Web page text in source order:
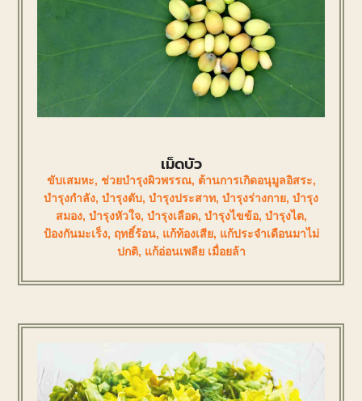
เม็ดบัว
ขับเสมหะ, ช่วยบำรุงผิวพรรณ, ต้านการเกิดอนุมูลอิสระ,
บำรุงกำลัง, บำรุงตับ, บำรุงประสาท, บำรุงร่างกาย, บำรุง
สมอง, บำรุงหัวใจ, บำรุงเลือด, บำรุงไขข้อ, บำรุงไต,
ป้องกันมะเร็ง, ฤทธิ์ร้อน, แก้ท้องเสีย, แก้ประจำเดือนมาไม่
ปกติ, แก้อ่อนเพลีย เมื่อยล้า